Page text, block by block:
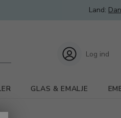
Land:
Log ind
GLAS & EMALJE